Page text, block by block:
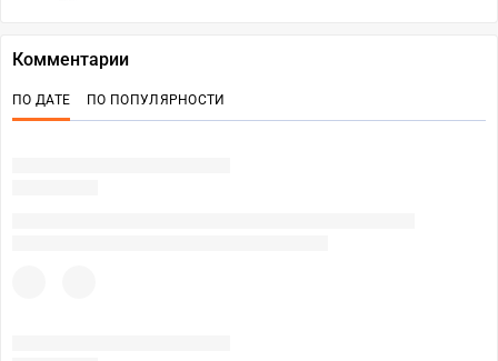
Комментарии
ПО ДАТЕ ПО ПОПУЛЯРНОСТИ